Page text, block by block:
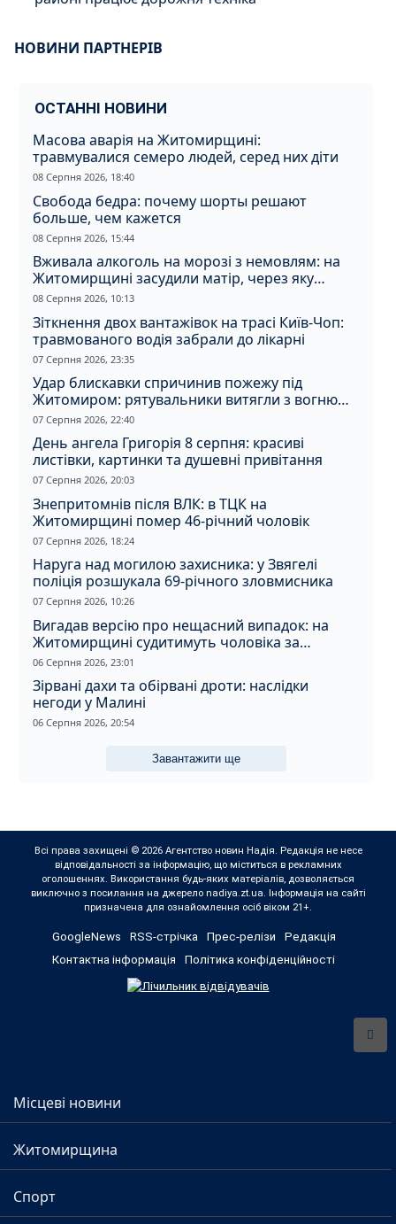
НОВИНИ ПАРТНЕРІВ
ОСТАННІ НОВИНИ
Масова аварія на Житомирщині:
травмувалися семеро людей, серед них діти
08 Серпня 2026, 18:40
Свобода бедра: почему шорты решают
больше, чем кажется
08 Серпня 2026, 15:44
Вживала алкоголь на морозі з немовлям: на
Житомирщині засудили матір, через яку
дитина отримала обмороження
08 Серпня 2026, 10:13
Зіткнення двох вантажівок на трасі Київ-Чоп:
травмованого водія забрали до лікарні
07 Серпня 2026, 23:35
Удар блискавки спричинив пожежу під
Житомиром: рятувальники витягли з вогню
кота
07 Серпня 2026, 22:40
День ангела Григорія 8 серпня: красиві
листівки, картинки та душевні привітання
07 Серпня 2026, 20:03
Знепритомнів після ВЛК: в ТЦК на
Житомирщині помер 46-річний чоловік
07 Серпня 2026, 18:24
Наруга над могилою захисника: у Звягелі
поліція розшукала 69-річного зловмисника
07 Серпня 2026, 10:26
Вигадав версію про нещасний випадок: на
Житомирщині судитимуть чоловіка за
вбивство співмешканки
06 Серпня 2026, 23:01
Зірвані дахи та обірвані дроти: наслідки
негоди у Малині
06 Серпня 2026, 20:54
Завантажити ще
Всі права захищені © 2026 Агентство новин Надія. Редакція не несе
відповідальності за інформацію, що міститься в рекламних
оголошеннях. Використання будь-яких матеріалів, дозволяється
виключно з посилання на джерело nadiya.zt.ua. Інформація на сайті
призначена для ознайомлення осіб віком 21+.
GoogleNews RSS-стрічка Прес-релізи
Редакція
Контактна інформація
Політика конфіденційності
Місцеві новини
Житомирщина
Спорт